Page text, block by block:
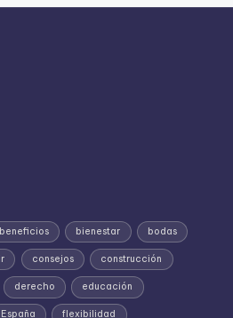
beneficios bienestar bodas
consejos construcción
derecho educación
España flexibilidad